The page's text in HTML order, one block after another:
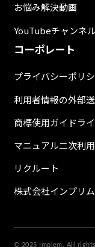
お悩み解決動画
YouTubeチャンネル
コーポレート
プライバシーポリ
利用者情報の外部
商標使用ガイドラ
マニュアル二次利
リクルート
株式会社インプリム
© 2025 Implem. All rights